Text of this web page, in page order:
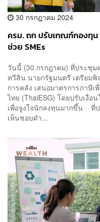
30 กรกฎาคม 2024
ครม. ถก ปรับเกณฑ์กองทุน
ช่วย SMEs
วันนี้ (30 กรกฎาคม) ที่ประชุ
ทวีสิน นายกรัฐมนตรี เตรียม
การคลัง เสนอมาตรการภาษีเ
ไทย (ThaiESG) โดยปรับเงื่อ
เพื่อจูงใจนักลงทุนมากขึ้น ที่
เห็นชอบดำ...